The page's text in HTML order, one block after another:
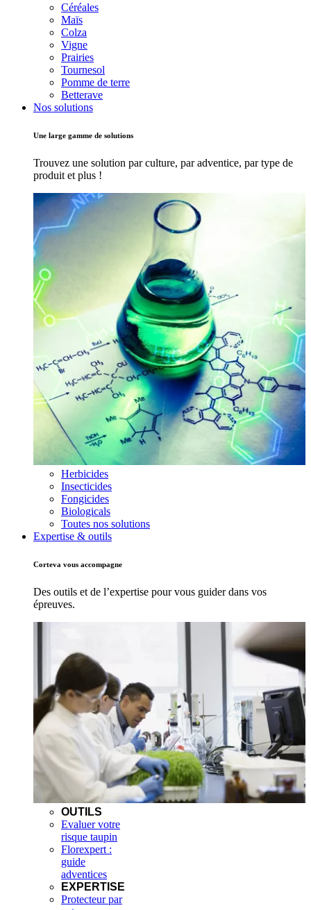
Céréales
Maïs
Colza
Vigne
Prairies
Tournesol
Pomme de terre
Betterave
Nos solutions
Une large gamme de solutions
Trouvez une solution par culture, par adventice, par type de
produit et plus !
Herbicides
Insecticides
Fongicides
Biologicals
Toutes nos solutions
Expertise & outils
Corteva vous accompagne
Des outils et de l’expertise pour vous guider dans vos
épreuves.
OUTILS
Evaluer votre
risque taupin
Florexpert :
guide
adventices
EXPERTISE
Protecteur par